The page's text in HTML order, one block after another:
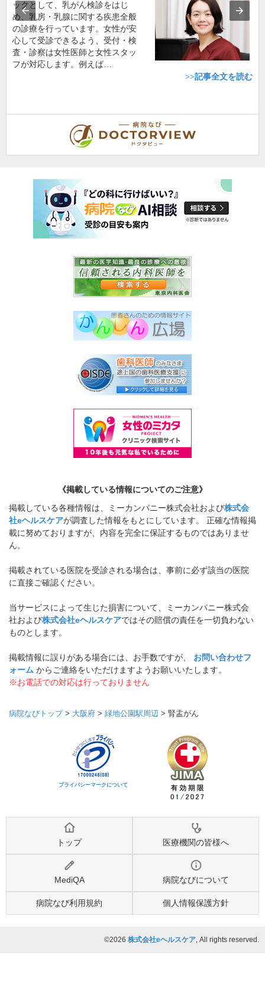
ックとして、乳がん検診をはじ
め、乳房・乳腺に関する疾患全般
の診療を行っています。女性が安
心して受診できるよう、受付・検
査・診察は女性医師と女性スタッ
フが対応します。例えば…
>>記事全文を読む
《掲載している情報についてのご注意》
掲載している各種情報は、ミーカンパニー株式会社および株式会
社eヘルスケアが調査した情報をもとにしています。 正確な情報掲
載に努めておりますが、内容を完全に保証するものではありませ
ん。
掲載されている医院を受診される場合は、事前に必ず該当の医院
に直接ご確認ください。
当サービスによって生じた損害について、ミーカンパニー株式会
社および株式会社eヘルスケアではその賠償の責任を一切負わない
ものとします。
掲載情報に誤りがある場合には、お手数ですが、 お問い合わせフ
ォーム からご連絡をいただけますようお願いいたします。
※お電話での対応は行っておりません
病院なびトップ> 大阪府 > 緑地公園駅周辺 > 腎盂がん
プライバシーマークについて
トップ 医療機関の皆様へ
MediQA 病院なびについて
病院なび利用規約 個人情報保護方針
©2026 株式会社eヘルスケア, All rights reserved.